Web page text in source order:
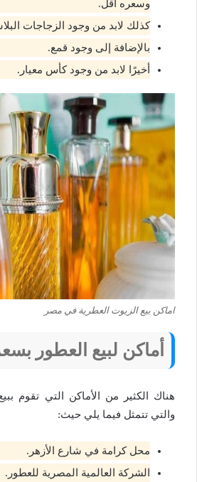
وسعره أقل.
كذلك لابد من وجود الزجاجات
بالإضافة إلى وجود قمع.
أخيرًا لابد من وجود كأس معيار.
اماكن بيع الزيوت العطرية في مصر
أماكن لبيع العطور
هناك الكثير من الأماكن التي تقوم
والتي تتمثل فيما يلي حيث:
محل كرامة في شارع الأزهر.
الشركة العالمية المصرية للعطور.